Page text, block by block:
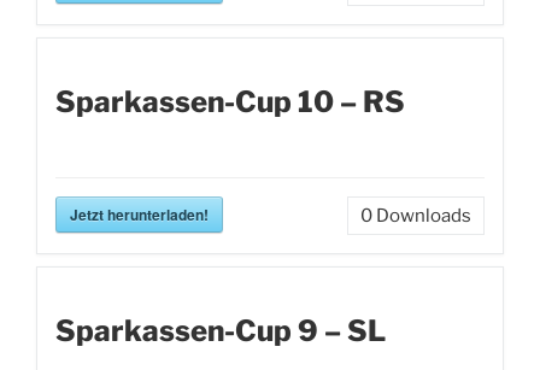
Sparkassen-Cup 10 – RS
Jetzt herunterladen! 0 Downloads
Sparkassen-Cup 9 – SL